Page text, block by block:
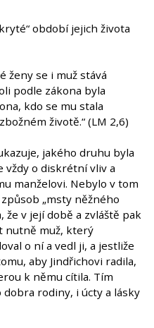
období jejich života
ženy se i muž stává
podle zákona byla
kdo se mu stala
životě.“ (LM 2,6)
jakého druhu byla
vždy o diskrétní vliv a
manželovi. Nebylo v tom
„msty něžného
že v její době a zvláště pak
nutně muž, který
o ní a vedl ji, a jestliže
aby Jindřichovi radila,
k němu cítila. Tím
rodiny, i úcty a lásky